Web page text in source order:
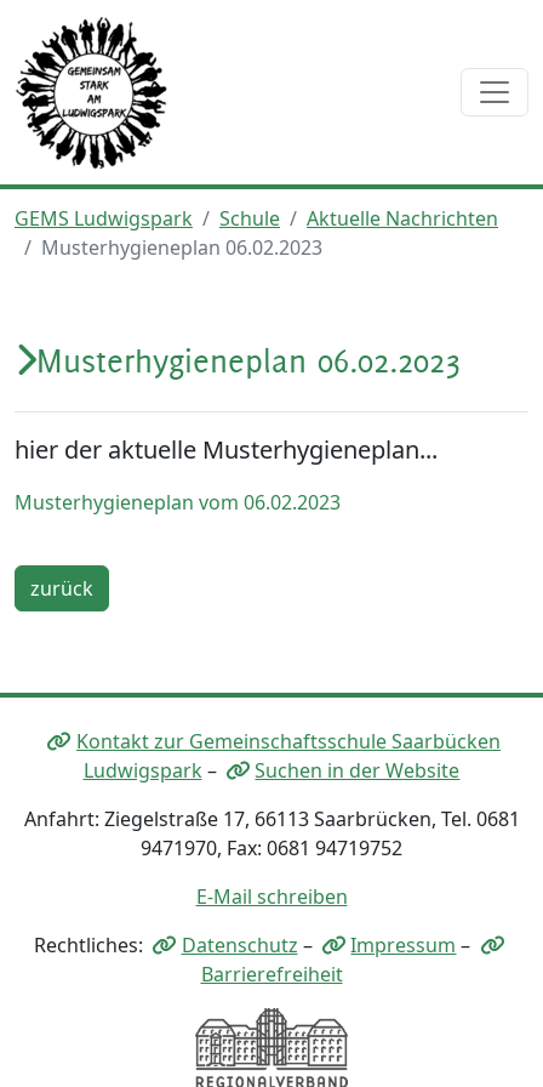
GEMS Ludwigspark Schule
Aktuelle Nachrichten
Musterhygieneplan 06.02.2023
Musterhygieneplan 06.02.2023
hier der aktuelle Musterhygieneplan...
Musterhygieneplan vom 06.02.2023
zurück
Kontakt zur Gemeinschaftsschule Saarbücken
Ludwigspark–
Suchen in der Website
Anfahrt: Ziegelstraße 17, 66113 Saarbrücken, Tel. 0681
9471970, Fax: 0681 94719752
E-Mail schreiben
Rechtliches:
Datenschutz – Impressum –
Barrierefreiheit